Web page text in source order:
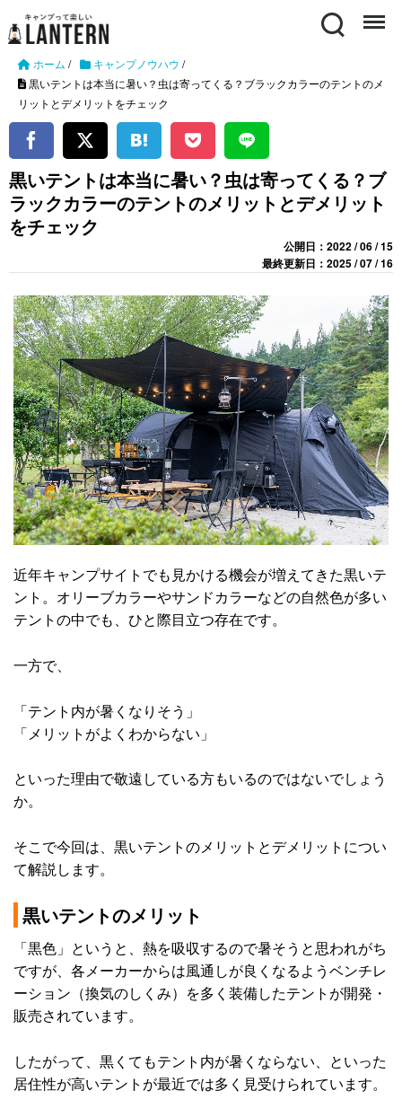
Search Menu
ホーム / キャンプノウハウ /
黒いテントは本当に暑い？虫は寄ってくる？ブラックカラーのテントのメ
リットとデメリットをチェック
黒いテントは本当に暑い？虫は寄ってくる？ブ
ラックカラーのテントのメリットとデメリット
をチェック
公開日：2022 / 06 / 15
最終更新日：2025 / 07 / 16
近年キャンプサイトでも見かける機会が増えてきた黒いテ
ント。オリーブカラーやサンドカラーなどの自然色が多い
テントの中でも、ひと際目立つ存在です。
一方で、
「テント内が暑くなりそう」
「メリットがよくわからない」
といった理由で敬遠している方もいるのではないでしょう
か。
そこで今回は、黒いテントのメリットとデメリットについ
て解説します。
黒いテントのメリット
「黒色」というと、熱を吸収するので暑そうと思われがち
ですが、各メーカーからは風通しが良くなるようベンチレ
ーション（換気のしくみ）を多く装備したテントが開発・
販売されています。
したがって、黒くてもテント内が暑くならない、といった
居住性が高いテントが最近では多く見受けられています。